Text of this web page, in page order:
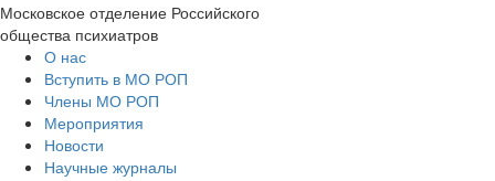
Московское отделение Российского
общества психиатров
О нас
Вступить в МО РОП
Члены МО РОП
Мероприятия
Новости
Научные журналы